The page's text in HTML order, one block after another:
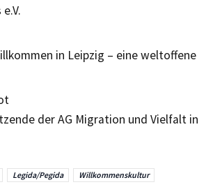
in Leipzig – eine weltoffene
der AG Migration und Vielfalt in
Legida/Pegida Willkommenskultur